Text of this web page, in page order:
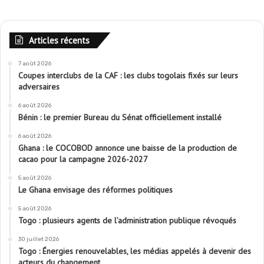
Articles récents
7 août 2026
Coupes interclubs de la CAF : les clubs togolais fixés sur leurs
adversaires
6 août 2026
Bénin : le premier Bureau du Sénat officiellement installé
6 août 2026
Ghana : le COCOBOD annonce une baisse de la production de
cacao pour la campagne 2026-2027
5 août 2026
Le Ghana envisage des réformes politiques
5 août 2026
Togo : plusieurs agents de l’administration publique révoqués
30 juillet 2026
Togo : Énergies renouvelables, les médias appelés à devenir des